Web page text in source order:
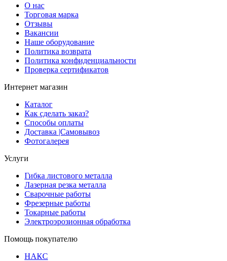
О нас
Торговая марка
Отзывы
Вакансии
Наше оборудование
Политика возврата
Политика конфиденциальности
Проверка сертификатов
Интернет магазин
Каталог
Как сделать заказ?
Способы оплаты
Доставка |Cамовывоз
Фотогалерея
Услуги
Гибка листового металла
Лазерная резка металла
Сварочные работы
Фрезерные работы
Токарные работы
Электроэрозионная обработка
Помощь покупателю
НАКС